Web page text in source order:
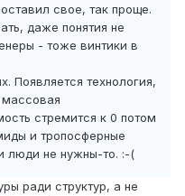
свое, так проще.
даже понятия не
- тоже винтики в
Появляется технология,
стремится к 0 потом
и тропосферные
люди не нужны-то. :-(
ради структур, а не